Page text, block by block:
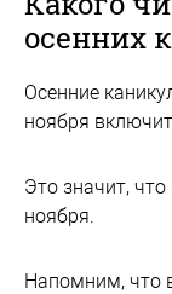
осенних
Осенние
ноября
Это значит,
ноября.
Напомним, что